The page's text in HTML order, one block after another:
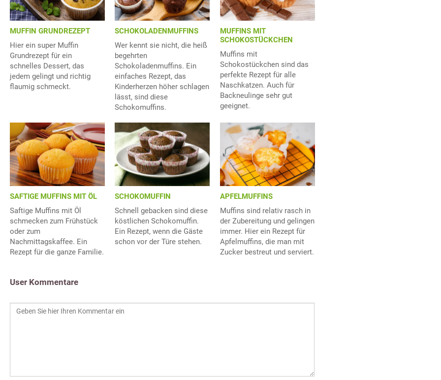
MUFFIN GRUNDREZEPT
Hier ein super Muffin
Grundrezept für ein
schnelles Dessert, das
jedem gelingt und richtig
flaumig schmeckt.
SCHOKOLADENMUFFINS
Wer kennt sie nicht, die heiß
begehrten
Schokoladenmuffins. Ein
einfaches Rezept, das
Kinderherzen höher schlagen
lässt, sind diese
Schokomuffins.
MUFFINS MIT
SCHOKOSTÜCKCHEN
Muffins mit
Schokostückchen sind das
perfekte Rezept für alle
Naschkatzen. Auch für
Backneulinge sehr gut
geeignet.
SAFTIGE MUFFINS MIT ÖL
Saftige Muffins mit Öl
schmecken zum Frühstück
oder zum
Nachmittagskaffee. Ein
Rezept für die ganze Familie.
SCHOKOMUFFIN
Schnell gebacken sind diese
köstlichen Schokomuffin.
Ein Rezept, wenn die Gäste
schon vor der Türe stehen.
APFELMUFFINS
Muffins sind relativ rasch in
der Zubereitung und gelingen
immer. Hier ein Rezept für
Apfelmuffins, die man mit
Zucker bestreut und serviert.
User Kommentare